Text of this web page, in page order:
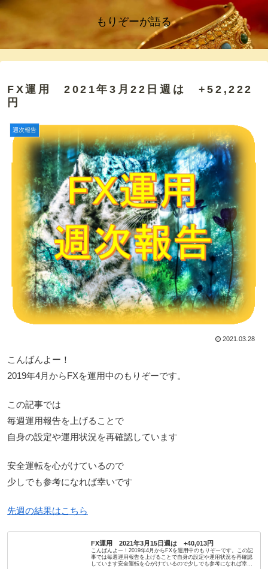
もりぞーが語る
FX運用 2021年3月22日週は +52,222
円
週次報告
2021.03.28
こんばんよー！
2019年4月からFXを運用中のもりぞーです。
この記事では
毎週運用報告を上げることで
自身の設定や運用状況を再確認しています
安全運転を心がけているので
少しでも参考になれば幸いです
先週の結果はこちら
FX運用 2021年3月15日週は +40,013円
こんばんよー！2019年4月からFXを運用中のもりぞーです。この記
事では毎週運用報告を上げることで自身の設定や運用状況を再確認
しています安全運転を心がけているので少しでも参考になれば幸い